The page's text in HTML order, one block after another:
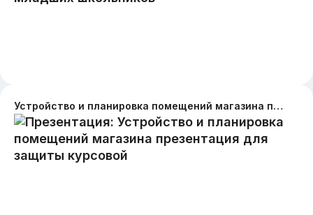
Устройство и планировка помещений магазина презентация для защиты курсовой